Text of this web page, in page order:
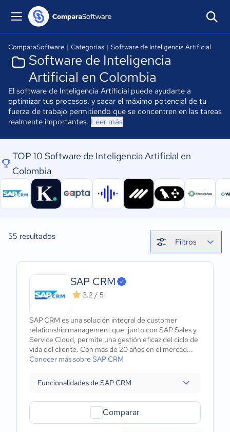
ComparaSoftware | Categorías | Software de Inteligencia Artificial
Software de Inteligencia
Artificial en Colombia
El software de Inteligencia Artificial puede ayudarte a
optimizar tus procesos, y sacar el máximo potencial de tu
fuerza de trabajo permitiendo que se concentren en las tareas
realmente importantes. Leer más
TOP 10 Software de Inteligencia Artificial en
Colombia
55 resultados
Filtros
SAP CRM
3.2 / 5
SAP CRM es una solución integral de customer
relationship management que, junto con SAP Sales y
Service Cloud, permite una gestión eficaz del ciclo de
vida del cliente. Con más de 20 años en el mercad...
Conocer más sobre SAP CRM
Funcionalidades de SAP CRM
Comparar